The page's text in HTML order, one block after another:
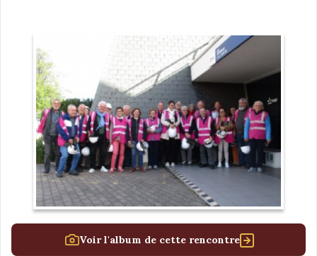
Voir l'album de cette rencontre